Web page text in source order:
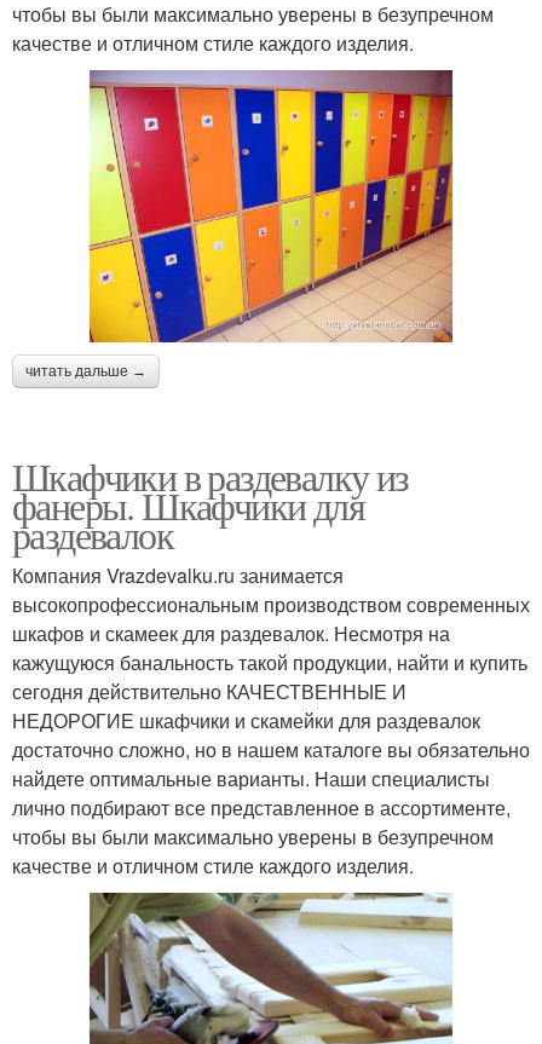
чтобы вы были максимально уверены в безупречном
качестве и отличном стиле каждого изделия.
читать дальше →
Шкафчики в раздевалку из
фанеры. Шкафчики для
раздевалок
Компания Vrazdevalku.ru занимается
высокопрофессиональным производством современных
шкафов и скамеек для раздевалок. Несмотря на
кажущуюся банальность такой продукции, найти и купить
сегодня действительно КАЧЕСТВЕННЫЕ И
НЕДОРОГИЕ шкафчики и скамейки для раздевалок
достаточно сложно, но в нашем каталоге вы обязательно
найдете оптимальные варианты. Наши специалисты
лично подбирают все представленное в ассортименте,
чтобы вы были максимально уверены в безупречном
качестве и отличном стиле каждого изделия.